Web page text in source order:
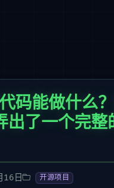
码能做什么
出了一个完整
16日 开源项目